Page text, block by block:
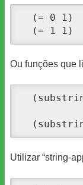
  (= 0 1)
  (= 1 1)
Ou funções que
Utilizar “string-